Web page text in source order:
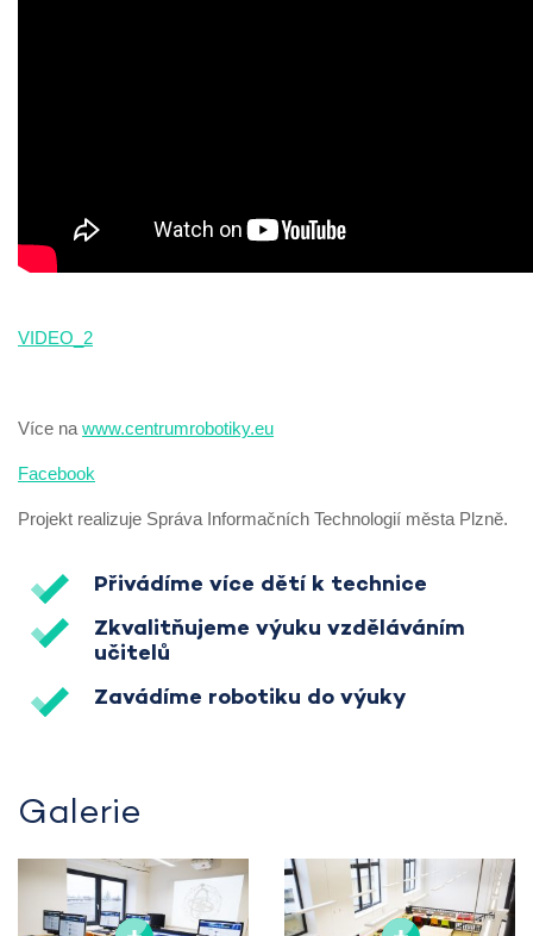
VIDEO_2
Více na www.centrumrobotiky.eu
Facebook
Projekt realizuje Správa Informačních Technologií města Plzně.
Přivádíme více dětí k technice
Zkvalitňujeme výuku vzděláváním
učitelů
Zavádíme robotiku do výuky
Galerie